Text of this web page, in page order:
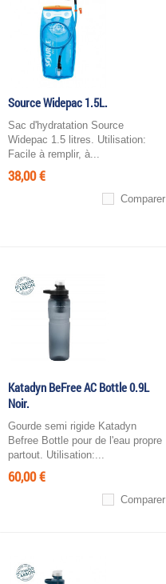
Source Widepac 1.5L.
Sac d'hydratation Source
Widepac 1.5 litres. Utilisation:
Facile à remplir, à...
38,00 €
Comparer
Katadyn BeFree AC Bottle 0.9L
Noir.
Gourde semi rigide Katadyn
Befree Bottle pour de l'eau propre
partout. Utilisation:...
60,00 €
Comparer